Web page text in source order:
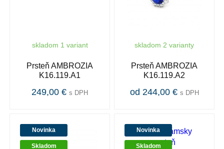
skladom 1 variant
Prsteň AMBROZIA
K16.119.A1
249,00 € s DPH
skladom 2 varianty
Prsteň AMBROZIA
K16.119.A2
od 244,00 € s DPH
Novinka
Skladom
Novinka
Skladom